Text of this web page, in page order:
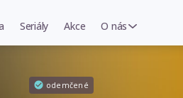
Seriály Akce O nás
odemčené